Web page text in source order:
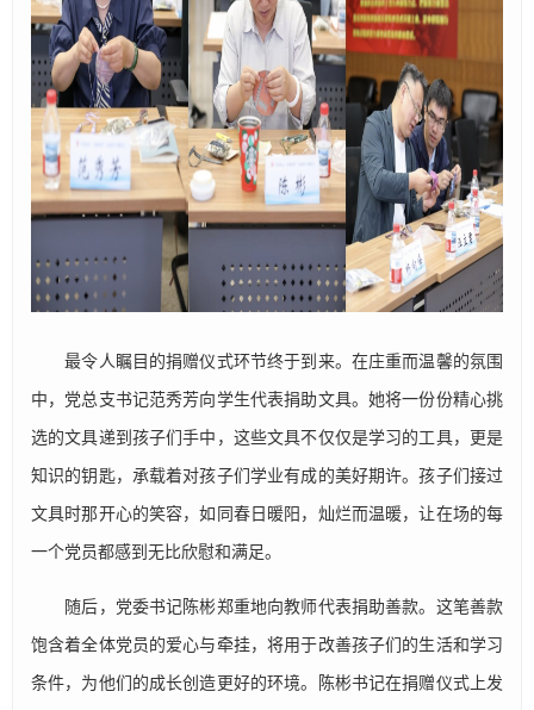
最令人瞩目的捐赠仪式环节终于到来。在庄重而温馨的氛围
中，党总支书记范秀芳向学生代表捐助文具。她将一份份精心挑
选的文具递到孩子们手中，这些文具不仅仅是学习的工具，更是
知识的钥匙，承载着对孩子们学业有成的美好期许。孩子们接过
文具时那开心的笑容，如同春日暖阳，灿烂而温暖，让在场的每
一个党员都感到无比欣慰和满足。
随后，党委书记陈彬郑重地向教师代表捐助善款。这笔善款
饱含着全体党员的爱心与牵挂，将用于改善孩子们的生活和学习
条件，为他们的成长创造更好的环境。陈彬书记在捐赠仪式上发